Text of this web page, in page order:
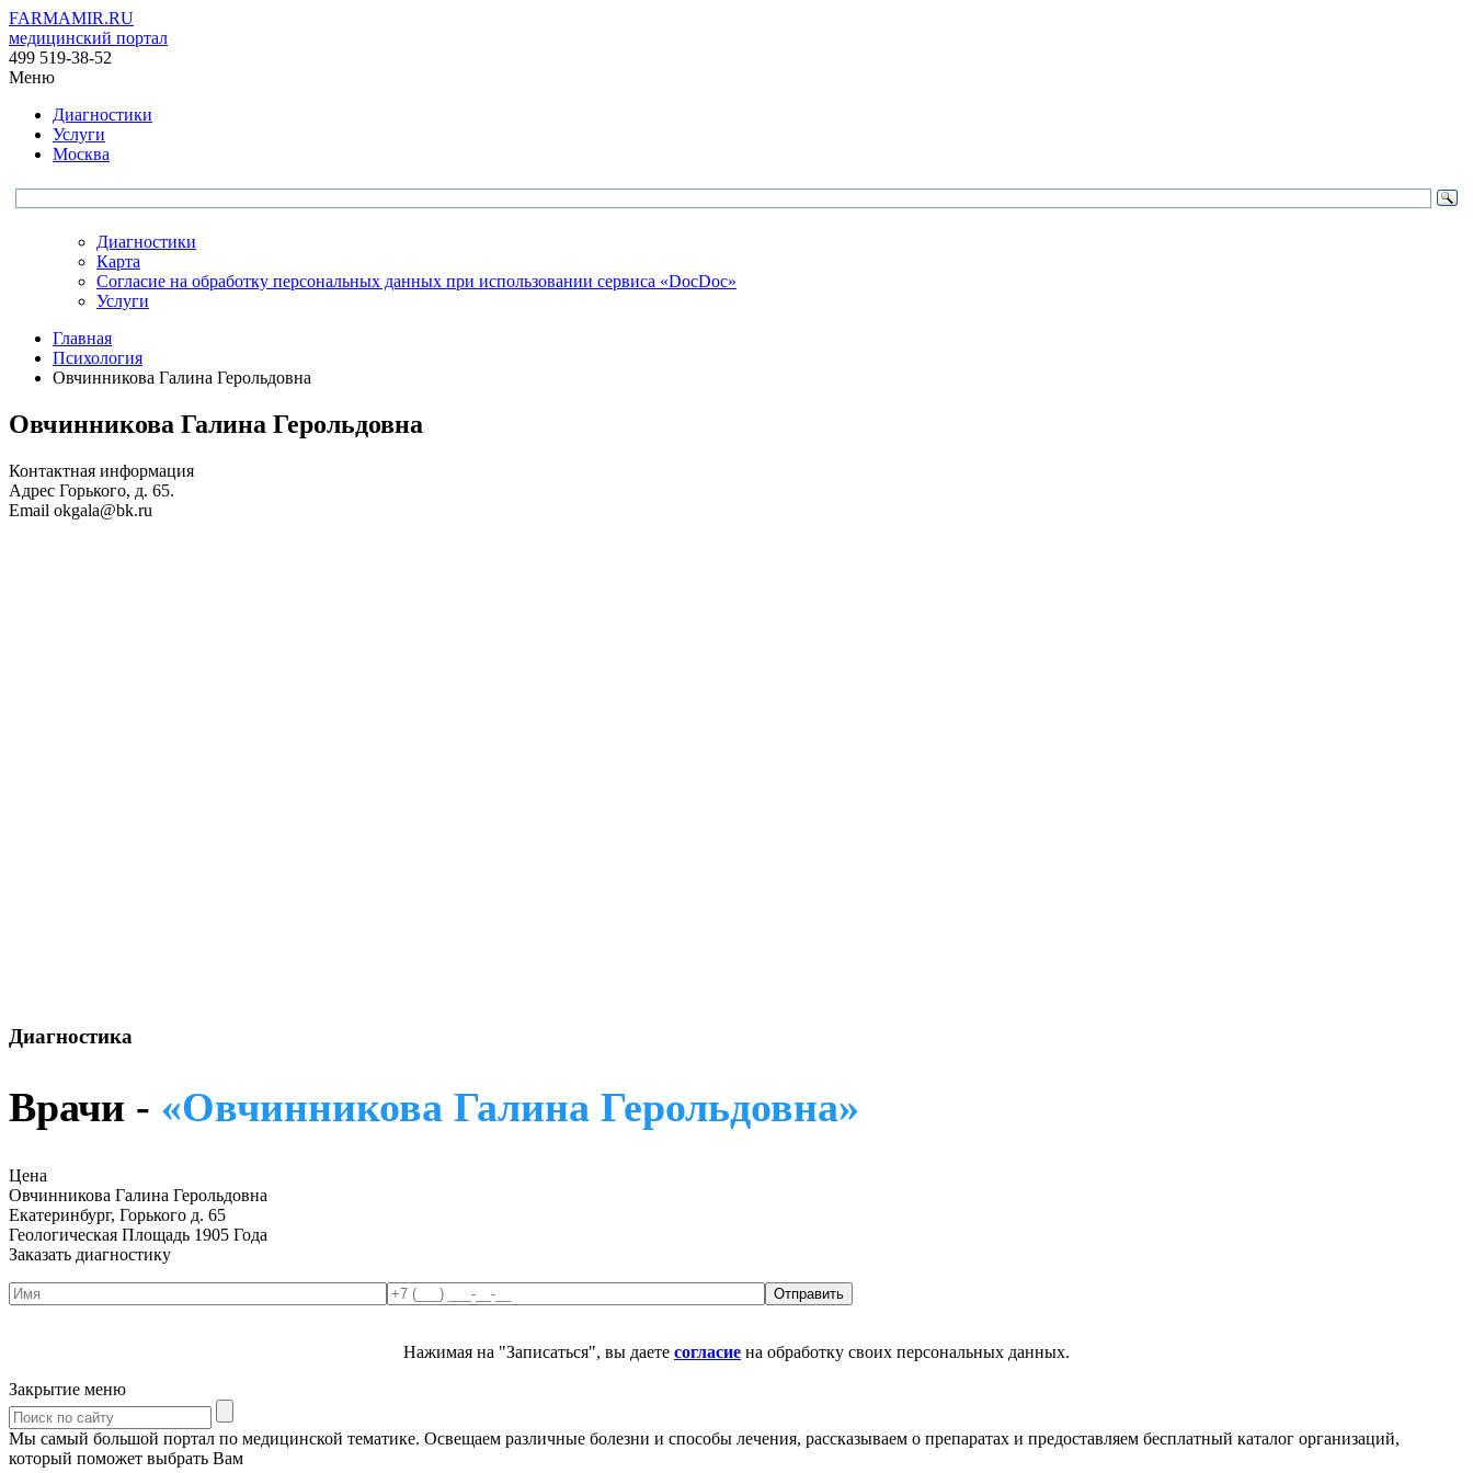
FARMAMIR.RU
медицинский портал
499 519-38-52
Меню
Диагностики
Услуги
Москва
Диагностики
Карта
Согласие на обработку персональных данных при использовании сервиса «DocDoc»
Услуги
Главная
Психология
Овчинникова Галина Герольдовна
Овчинникова Галина Герольдовна
Контактная информация
Адрес Горького, д. 65.
Email okgala@bk.ru
Диагностика
Врачи - «Овчинникова Галина Герольдовна»
Цена
Овчинникова Галина Герольдовна
Екатеринбург, Горького д. 65
Геологическая Площадь 1905 Года
Заказать диагностику
Нажимая на "Записаться", вы даете согласие на обработку своих персональных данных.
Закрытие меню
Мы самый большой портал по медицинской тематике. Освещаем различные болезни и способы лечения, рассказываем о препаратах и предоставляем бесплатный каталог организаций,
который поможет выбрать Вам